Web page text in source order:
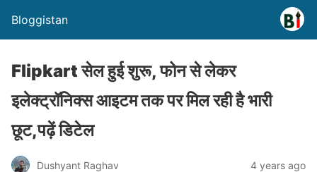
Bloggistan
Flipkart सेल हुई शुरू, फोन से लेकर
इलेक्ट्रॉनिक्स आइटम तक पर मिल रही है भारी
छूट,पढ़ें डिटेल
Dushyant Raghav 4 years ago